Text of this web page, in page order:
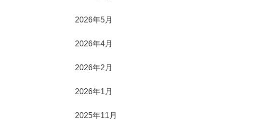
2026年5月
2026年4月
2026年2月
2026年1月
2025年11月